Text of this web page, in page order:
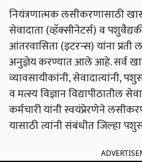
नियंत्रणात्मक लसीकरणासाठी
सेवादाता (व्हॅक्सीनेटर्स) व
आंतरवासिता (इटरन्स) यांना प्रती
अनुज्ञेय करण्यात आले आहे. सर्व
व्यावसायीकांनी, सेवादात्यांनी,
व मत्स्य विज्ञान विद्यापीठातील
कर्मचारी यांनी स्वयंप्रेरणेने
यासाठी त्यांनी संबंधीत जिल्हा